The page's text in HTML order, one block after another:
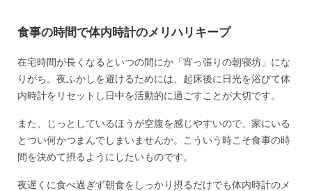
食事の時間で体内時計のメリハリキープ
在宅時間が長くなるといつの間にか「宵っ張りの朝寝坊」にな
りがち。夜ふかしを避けるためには、起床後に日光を浴びて体
内時計をリセットし日中を活動的に過ごすことが大切です。
また、じっとしているほうが空腹を感じやすいので、家にいる
とつい何かつまんでしまいませんか。こういう時こそ食事の時
間を決めて摂るようにしたいものです。
夜遅くに食べ過ぎず朝食をしっかり摂るだけでも体内時計のメ